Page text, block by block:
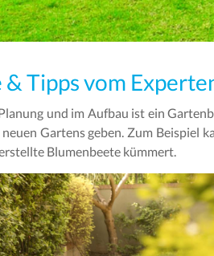
Tipps vom
und im Aufbau ist ein
Gartens geben. Zum Beispiel
Blumenbeete kümmert.